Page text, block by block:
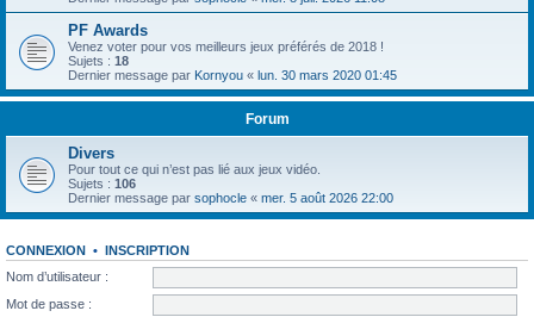
PF Awards
Venez voter pour vos meilleurs jeux préférés de 2018 !
Sujets : 18
Dernier message par Kornyou « lun. 30 mars 2020 01:45
Forum
Divers
Pour tout ce qui n’est pas lié aux jeux vidéo.
Sujets : 106
Dernier message par sophocle « mer. 5 août 2026 22:00
CONNEXION • INSCRIPTION
Nom d’utilisateur :
Mot de passe :